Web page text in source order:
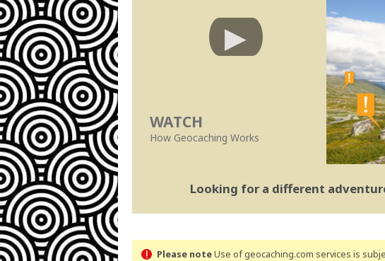
WATCH
How Geocaching Works
Looking for a different
Please noteUse of geocaching.com services is